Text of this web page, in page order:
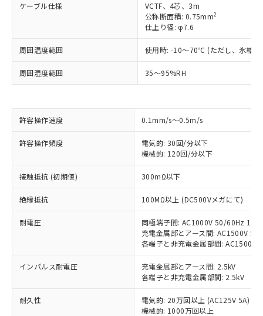
ケーブル仕様
VCTF、4芯、3m
公称断面積: 0.75mm2
仕上り径: φ7.6
周囲温度範囲 使用時: -10～70℃ (ただし、氷結し
周囲湿度範囲 35～95%RH
許容操作速度 0.1mm/s～0.5m/s
許容操作頻度
電気的: 30回/分以下
機械的: 120回/分以下
接触抵抗 (初期値) 300mΩ以下
絶縁抵抗 100MΩ以上 (DC500Vメガにて)
耐電圧
同極端子間: AC1000V 50/60Hz
充電金属部とアース間: AC1500V
各端子と非充電金属部間: AC1500V
インパルス耐電圧
充電金属部とアース間: 2.5kV
各端子と非充電金属部間: 2.5kV
耐久性
電気的: 20万回以上 (AC125V 5A)
機械的: 1000万回以上
ご利用条件
以下の条件をお読みいただき、同意のうえ
ご利用ください。
本サービスは、当社制御機器事業取扱
商品の当社在庫状況および標準価格
(税抜)を提供させていただくもので
当社制御機器事業取扱商品の中には、
本サービスの対象外となる商品もある
ことをご了承ください。
在庫状況および標準価格照会結果は、
※1 対応状況
非含有に対応した製品が提供可能な商品で
す。
対応予定：EU RoHS指令（10物質）の非含
有に対応した製品に切り替える予定のある
対応予定なし：EU RoHS指令（10物質）の
非含有に非対応の商品で、対応品を出す予
定はありません。
調査・確認中：EU RoHS指令（10物質）の
非含有の対応状況を調査中または確認中の
非該当品：ライセンス料など無形物で、有
仕入先様の事情により、非含有部品として
いたものが、含有品と判明した場合などや
むを得ず変更することがあります。
「○」：最大均質材料含有率が中国RoHSの
基準値以下であることを示します。
「×」：最大均質材料含有率が中国RoHSの
基準値を超えていることを示します。
「－」：未確認です。当社販売部門へお問
当社は、これら貴社製品のうち、外国
為替および外国貿易法に定める商品
（以下｢規制貨物等」という）を輸出